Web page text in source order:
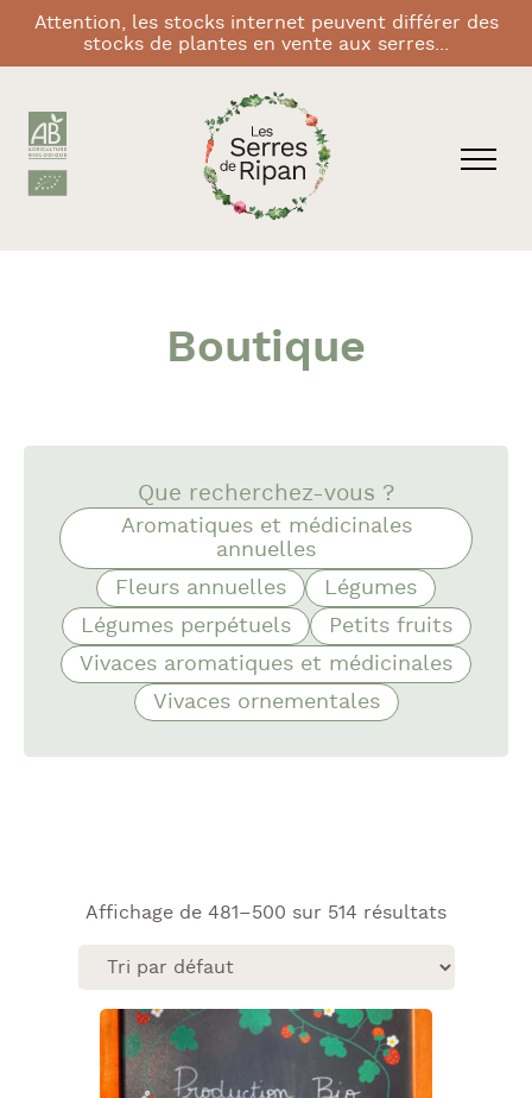
Attention, les stocks internet peuvent différer des
stocks de plantes en vente aux serres...
Boutique
Que recherchez-vous ?
Aromatiques et médicinales
annuelles
Fleurs annuelles
Légumes
Légumes perpétuels
Petits fruits
Vivaces aromatiques et médicinales
Vivaces ornementales
Affichage de 481–500 sur 514 résultats